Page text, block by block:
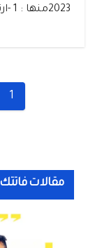
2023منها : 1 -ارتكز…
تعدد
1
مقالات فاتتك